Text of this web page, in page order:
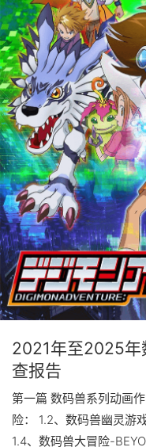
2021年至2025年
查报告
第一篇 数码兽系列动画
险： 1.2、数码兽幽灵游
1.4、数码兽大冒险-